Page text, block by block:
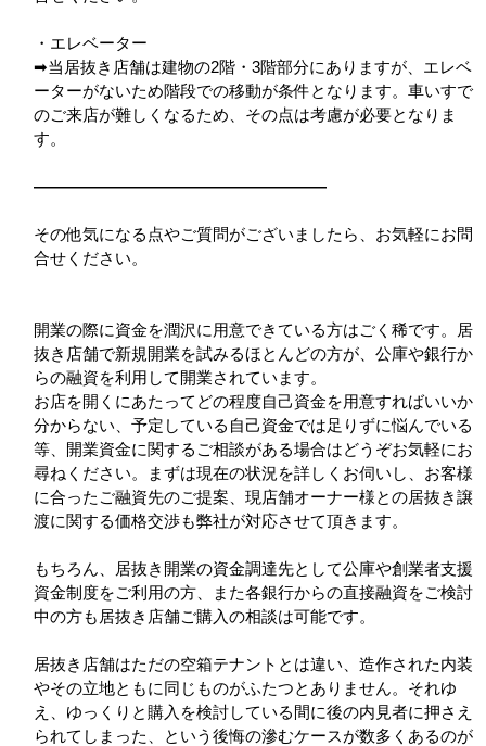
・エレベーター
➡当居抜き店舗は建物の2階・3階部分にありますが、エレベ
ーターがないため階段での移動が条件となります。車いすで
のご来店が難しくなるため、その点は考慮が必要となりま
す。
――――――――――――――――――
その他気になる点やご質問がございましたら、お気軽にお問
合せください。
開業の際に資金を潤沢に用意できている方はごく稀です。居
抜き店舗で新規開業を試みるほとんどの方が、公庫や銀行か
らの融資を利用して開業されています。
お店を開くにあたってどの程度自己資金を用意すればいいか
分からない、予定している自己資金では足りずに悩んでいる
等、開業資金に関するご相談がある場合はどうぞお気軽にお
尋ねください。まずは現在の状況を詳しくお伺いし、お客様
に合ったご融資先のご提案、現店舗オーナー様との居抜き譲
渡に関する価格交渉も弊社が対応させて頂きます。
もちろん、居抜き開業の資金調達先として公庫や創業者支援
資金制度をご利用の方、また各銀行からの直接融資をご検討
中の方も居抜き店舗ご購入の相談は可能です。
居抜き店舗はただの空箱テナントとは違い、造作された内装
やその立地ともに同じものがふたつとありません。それゆ
え、ゆっくりと購入を検討している間に後の内見者に押さえ
られてしまった、という後悔の滲むケースが数多くあるのが